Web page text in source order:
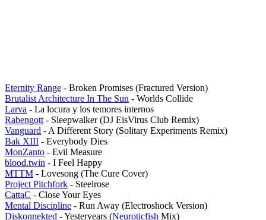
Eternity Range - Broken Promises (Fractured Version)
Brutalist Architecture In The Sun - Worlds Collide
Larva - La locura y los temores internos
Rabengott - Sleepwalker (DJ EisVirus Club Remix)
Vanguard - A Different Story (Solitary Experiments Remix)
Bak XIII - Everybody Dies
MonZanto - Evil Measure
blood.twin - I Feel Happy
MTTM - Lovesong (The Cure Cover)
Project Pitchfork - Steelrose
CattaC - Close Your Eyes
Mental Discipline - Run Away (Electroshock Version)
Diskonnekted - Yesteryears (Neuroticfish Mix)